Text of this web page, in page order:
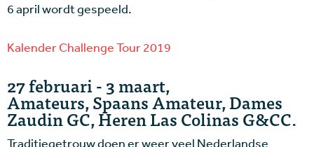
6 april wordt gespeeld.
Kalender Challenge Tour 2019
27 februari - 3 maart,
Amateurs, Spaans Amateur, Dames
Zaudin GC, Heren Las Colinas G&CC.
Traditiegetrouw doen er weer veel Nederlandse